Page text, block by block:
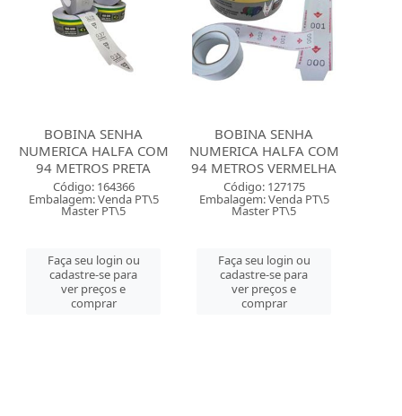
BOBINA SENHA
NUMERICA HALFA COM
94 METROS PRETA
Código: 164366
Embalagem: Venda PT\5
Master PT\5
Faça seu login ou
cadastre-se para
ver preços e
comprar
BOBINA SENHA
NUMERICA HALFA COM
94 METROS VERMELHA
Código: 127175
Embalagem: Venda PT\5
Master PT\5
Faça seu login ou
cadastre-se para
ver preços e
comprar